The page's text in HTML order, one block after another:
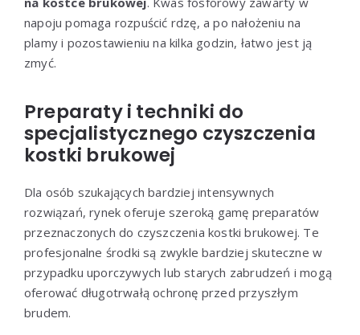
napoju pomaga rozpuścić rdzę, a po nałożeniu na
plamy i pozostawieniu na kilka godzin, łatwo jest ją
zmyć.
Preparaty i techniki do
specjalistycznego czyszczenia
kostki brukowej
Dla osób szukających bardziej intensywnych
rozwiązań, rynek oferuje szeroką gamę preparatów
przeznaczonych do czyszczenia kostki brukowej. Te
profesjonalne środki są zwykle bardziej skuteczne w
przypadku uporczywych lub starych zabrudzeń i mogą
oferować długotrwałą ochronę przed przyszłym
brudem.